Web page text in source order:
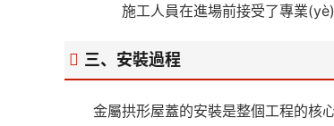
施工人員在進場前接受了專業
三、安裝過程
金屬拱形屋蓋的安裝是整個工程的核